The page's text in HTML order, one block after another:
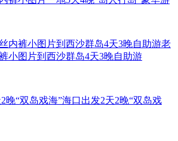
老
小图片到西沙群岛4天3晚自助游
海口出发2天2晚“双岛戏